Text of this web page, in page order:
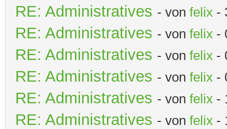
RE: Administratives - von felix -
RE: Administratives - von felix -
RE: Administratives - von felix -
RE: Administratives - von felix -
RE: Administratives - von felix -
RE: Administratives - von felix -